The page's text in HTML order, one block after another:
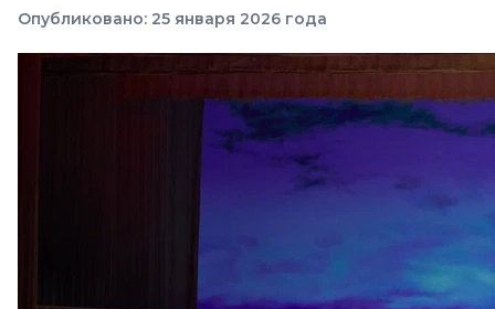
Опубликовано: 25 января 2026 года